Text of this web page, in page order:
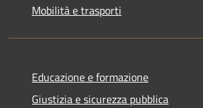
Mobilità e trasporti
Educazione e formazione
Giustizia e sicurezza pubblica